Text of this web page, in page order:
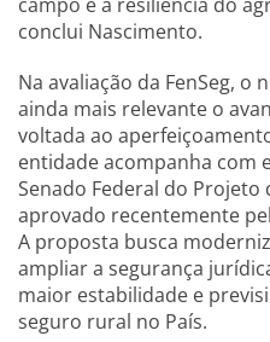
conclui Nascimento.
Na avaliação da FenSeg, o
ainda mais relevante o
voltada ao
entidade acompanha com
Senado Federal do Projeto
aprovado recentemente
A proposta busca
ampliar a segurança
maior estabilidade e
seguro rural no País.